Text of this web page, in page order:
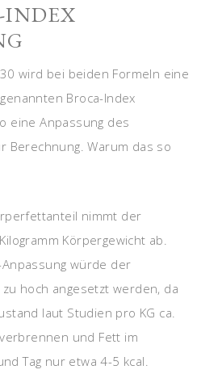
INDEX
wird bei beiden Formeln eine
Broca-Index
eine Anpassung des
Berechnung. Warum das so
nimmt der
Körpergewicht ab.
würde der
hoch angesetzt werden, da
laut Studien pro KG ca.
und Fett im
Tag nur etwa 4-5 kcal.